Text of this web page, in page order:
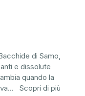
di Samo,
e dissolute
quando la
... Scopri di più